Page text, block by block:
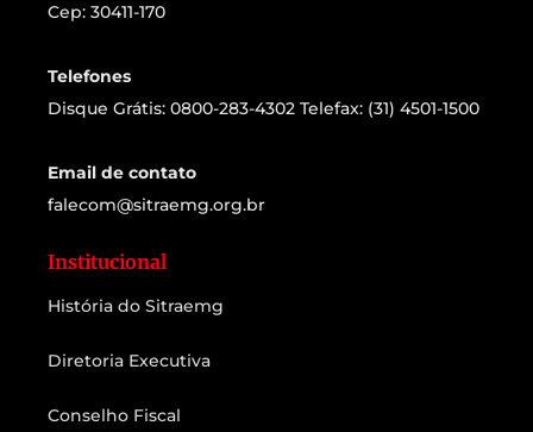
Cep: 30411-170
Telefones
Disque Grátis: 0800-283-4302 Telefax: (31) 4501-1500
Email de contato
falecom@sitraemg.org.br
Institucional
História do Sitraemg
Diretoria Executiva
Conselho Fiscal